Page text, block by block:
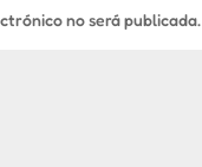
no será publicada.